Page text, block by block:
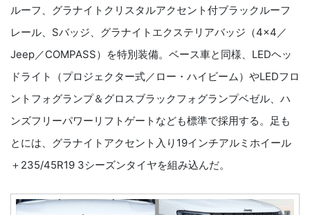
ルーフ、グラナイトクリスタルアクセント付ブラックルーフ
レール、Sバッジ、グラナイトエクステリアバッジ（4×4／
Jeep／COMPASS）を特別装備。ベース車と同様、LEDヘッ
ドライト（プロジェクター式／ロー・ハイビーム）やLEDフロ
ントフォグランプ＆グロスブラックフォグランプベゼル、ハ
ンズフリーパワーリフトゲートなども標準で採用する。足も
とには、グラナイトアクセント入り19インチアルミホイール
＋235/45R19 3シーズンタイヤを組み込んだ。